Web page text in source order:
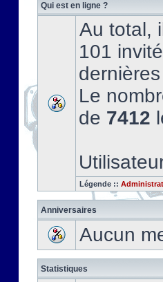
Qui est en ligne ?
Au total,
101
Le
de 7412
Légende ::
Anniversaires
Aucun
Statistiques